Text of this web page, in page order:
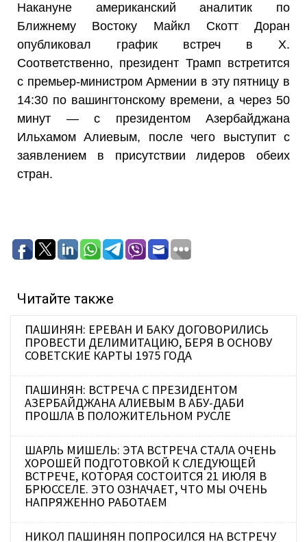
Накануне американский аналитик по
Ближнему Востоку Майкл Скотт Доран
опубликовал график встреч в X.
Соответственно, президент Трамп встретится
с премьер-министром Армении в эту пятницу в
14:30 по вашингтонскому времени, а через 50
минут — с президентом Азербайджана
Ильхамом Алиевым, после чего выступит с
заявлением в присутствии лидеров обеих
стран.
Читайте также
ПАШИНЯН: ЕРЕВАН И БАКУ ДОГОВОРИЛИСЬ
ПРОВЕСТИ ДЕЛИМИТАЦИЮ, БЕРЯ В ОСНОВУ
СОВЕТСКИЕ КАРТЫ 1975 ГОДА
ПАШИНЯН: ВСТРЕЧА С ПРЕЗИДЕНТОМ
АЗЕРБАЙДЖАНА АЛИЕВЫМ В АБУ-ДАБИ
ПРОШЛА В ПОЛОЖИТЕЛЬНОМ РУСЛЕ
ШАРЛЬ МИШЕЛЬ: ЭТА ВСТРЕЧА СТАЛА ОЧЕНЬ
ХОРОШЕЙ ПОДГОТОВКОЙ К СЛЕДУЮЩЕЙ
ВСТРЕЧЕ, КОТОРАЯ СОСТОИТСЯ 21 ИЮЛЯ В
БРЮССЕЛЕ. ЭТО ОЗНАЧАЕТ, ЧТО МЫ ОЧЕНЬ
НАПРЯЖЕННО РАБОТАЕМ
НИКОЛ ПАШИНЯН ПОПРОСИЛСЯ НА ВСТРЕЧУ